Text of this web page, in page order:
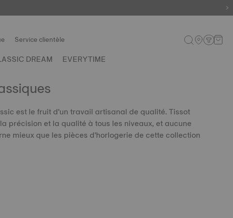
Service clientèle
DREAM EVERYTIME
est le fruit d'un travail artisanal de qualité. Tissot
précision et la qualité à tous les niveaux, et aucune
mieux que les pièces d'horlogerie de cette collection